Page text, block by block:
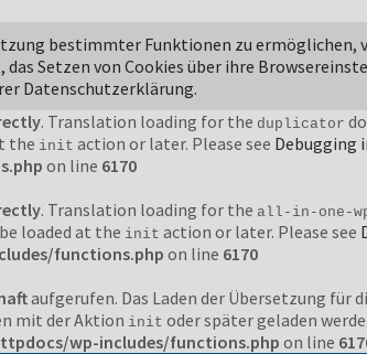
. Translation loading for the jetpack
action or later. Please seeDebugging in
on line6170
. Translation loading for the duplicator
the init action or later. Please see Debugging
on line 6170
. Translation loading for the all-in-one-
loaded at the init action or later. Please see
functions.php on line 6170
aufgerufen. Das Laden der Übersetzung für
mit der Aktion init oder später geladen
wp-includes/functions.php on line
bestimmter Funktionen zu ermöglichen,
Setzen von Cookies über ihre
Datenschutzerklärung.